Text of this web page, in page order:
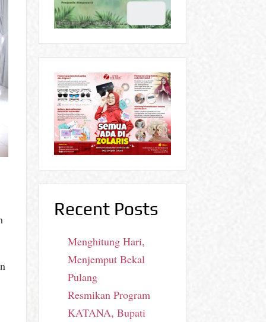
Recent Posts
Menghitung Hari,
Menjemput Bekal
Pulang
Resmikan Program
KATANA, Bupati